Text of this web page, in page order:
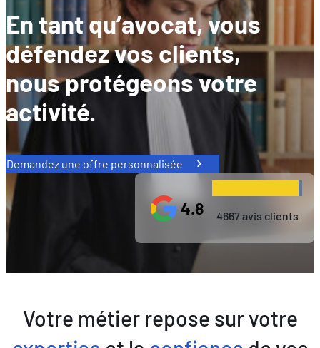
En tant qu’avocat, vous
défendez vos clients,
nous protégeons votre
activité.
Demandez une offre personnalisée
4.8 4667 avis clients
Votre métier repose sur votre